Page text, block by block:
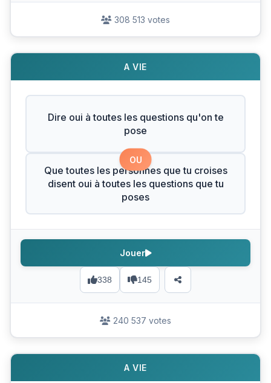
308 513 votes
A VIE
Dire oui à toutes les questions qu'on te
pose
OU
Que toutes les personnes que tu croises
disent oui à toutes les questions que tu
poses
338 145
Jouer
240 537 votes
A VIE